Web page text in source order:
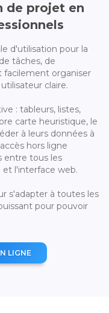
de projet en
d'utilisation pour la
tâches, de
facilement organiser
claire.
: tableurs, listes,
carte heuristique, le
à leurs données à
hors ligne
entre tous les
et l'interface web.
s'adapter à toutes les
pour pouvoir
LIGNE